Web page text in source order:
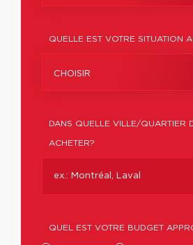
QUELLE EST VOTRE SITUATION
CHOISIR
DANS QUELLE VILLE/QUARTIER
ACHETER?
QUEL EST VOTRE BUDGET